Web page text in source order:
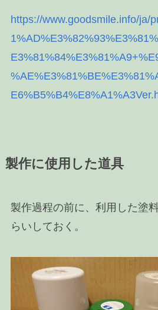
https://www.goodsmile.info/ja/
製作に使用した道具
製作過程の前に、利用した塗
らいしておく。